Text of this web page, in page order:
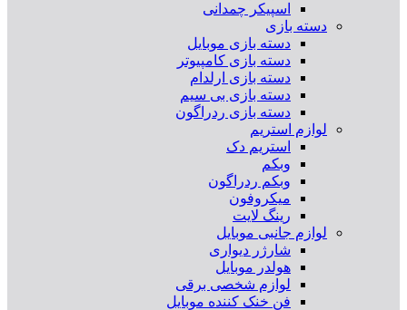
اسپیکر چمدانی
دسته بازی
دسته بازی موبایل
دسته بازی کامپیوتر
دسته بازی ارلدام
دسته بازی بی سیم
دسته بازی ردراگون
لوازم استریم
استریم دک
وبکم
وبکم ردراگون
میکروفون
رینگ لایت
لوازم جانبی موبایل
شارژر دیواری
هولدر موبایل
لوازم شخصی برقی
فن خنک کننده موبایل